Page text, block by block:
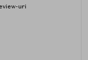
uri